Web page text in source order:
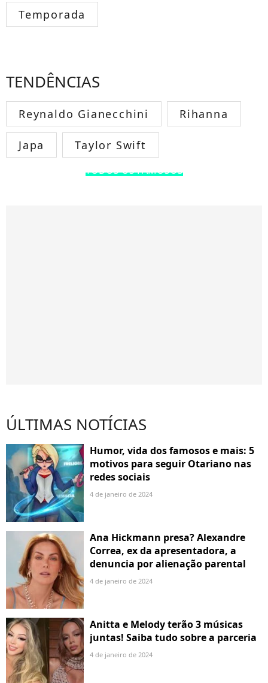
Temporada
TENDÊNCIAS
Reynaldo Gianecchini Rihanna
Japa Taylor Swift
TODOS OS FAMOSOS
ÚLTIMAS NOTÍCIAS
Humor, vida dos famosos e mais: 5
motivos para seguir Otariano nas
redes sociais
4 de janeiro de 2024
Ana Hickmann presa? Alexandre
Correa, ex da apresentadora, a
denuncia por alienação parental
4 de janeiro de 2024
Anitta e Melody terão 3 músicas
juntas! Saiba tudo sobre a parceria
4 de janeiro de 2024